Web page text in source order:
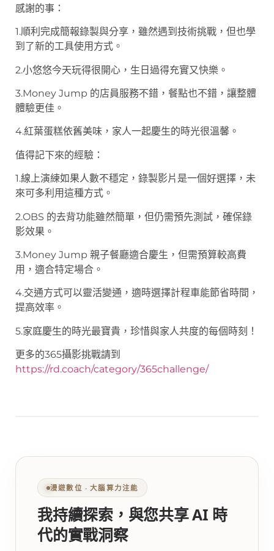
感謝的事：
1.順利完成簡報錄製與分享，雖然遇到技術挑戰，但也學
到了新的工具使用方式。
2.小悠悠今天玩得很開心，生日過得充實又快樂。
3.Money Jump 的店員服務不錯，餐點也不錯，讓整體
體驗更佳。
4.紅葉蛋糕依舊美味，家人一起慶生的時光很溫馨。
值得記下來的經驗：
1.線上演練如果人數不穩定，錄製影片是一個好選擇，未
來可多利用這種方式。
2.OBS 的去背功能雖然簡單，但仍需預先測試，確保錄
影效果。
3.Money Jump 親子餐廳適合慶生，但需預算較高費
用，適合特定場合。
4.交通方式可以靈活變通，適時選擇計程車能節省時間，
提高效率。
5.家庭慶生的時光最寶貴，珍惜與家人共度的每個時刻！
更多的365攝影挑戰請到
https://rd.coach/category/365challenge/
漫遊數位 ‧ 大腦算力注能
我持續探索，與您共享 AI 時
代的實戰洞察